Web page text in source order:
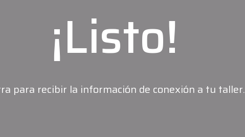
¡Listo!
para recibir la información de conexión a tu taller.